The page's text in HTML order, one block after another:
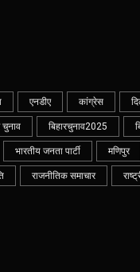
एनडीए कांग्रेस
चुनाव बिहारचुनाव2025
भारतीय जनता पार्टी मणिपुर
राजनीतिक समाचार